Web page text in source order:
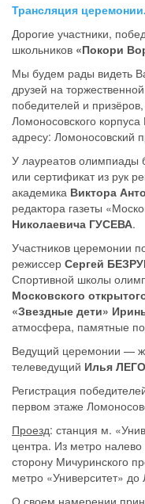
Трансляция церемонии.
Дорогие участники,
школьников «Покори
Мы будем рады видеть
друзей на
победителей и
Ломоносовского
адресу: Ломоносовский
У лауреатов олимпиады
или сертификат из рук
академика Виктора
редактора газеты
Николаевича ГУСЕВА.
Участников церемонии
режиссер Сергей
Спортивной школы
Московского
«Звездные дети»
атмосфера, памятные
Ведущий церемонии —
телеведущий Илья
Регистрация
первом этаже
Проезд: станция м.
центра. Из метро
сторону Мичуринского
метро «Университет» до
О своем намерении